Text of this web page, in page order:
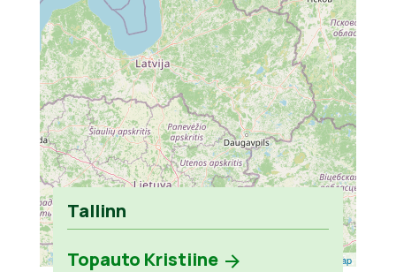
Leaflet OpenStreetMap
Tallinn
Topauto Kristiine